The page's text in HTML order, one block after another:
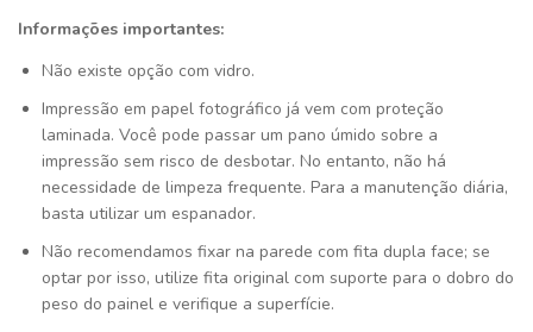
Informações importantes:
Não existe opção com vidro.
Impressão em papel fotográfico já vem com proteção
laminada. Você pode passar um pano úmido sobre a
impressão sem risco de desbotar. No entanto, não há
necessidade de limpeza frequente. Para a manutenção diária,
basta utilizar um espanador.
Não recomendamos fixar na parede com fita dupla face; se
optar por isso, utilize fita original com suporte para o dobro do
peso do painel e verifique a superfície.